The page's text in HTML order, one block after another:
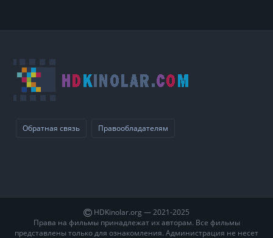
Обратная связь Правообладателям
HDKinolar.org — 2021-2025
Права на фильмы принадлежат их авторам. Все фильмы
представлены только для ознакомления. Администрация не несет